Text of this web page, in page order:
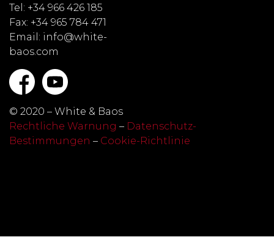
Tel: +34 966 426 185
Fax: +34 965 784 471
Email: info@white-
baos.com
© 2020 – White & Baos
Rechtliche Warnung – Datenschutz-
Bestimmungen – Cookie-Richtlinie